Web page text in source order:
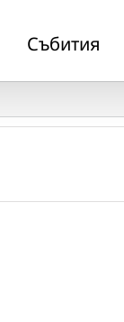
Събития